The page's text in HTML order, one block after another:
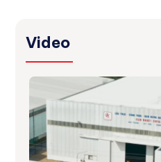
Video